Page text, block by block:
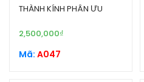
THÀNH KÍNH PHÂN ƯU
2,500,000₫
Mã: A047